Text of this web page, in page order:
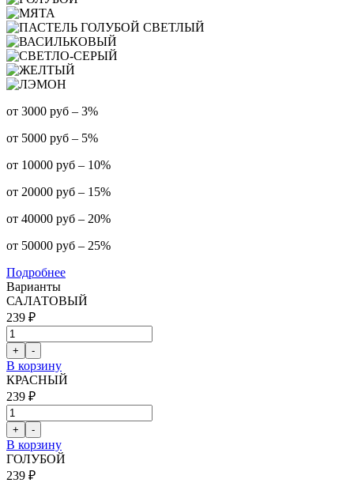
от 3000 руб – 3%
от 5000 руб – 5%
от 10000 руб – 10%
от 20000 руб – 15%
от 40000 руб – 20%
от 50000 руб – 25%
Подробнее
Варианты
САЛАТОВЫЙ
239 ₽
В корзину
КРАСНЫЙ
239 ₽
В корзину
ГОЛУБОЙ
239 ₽